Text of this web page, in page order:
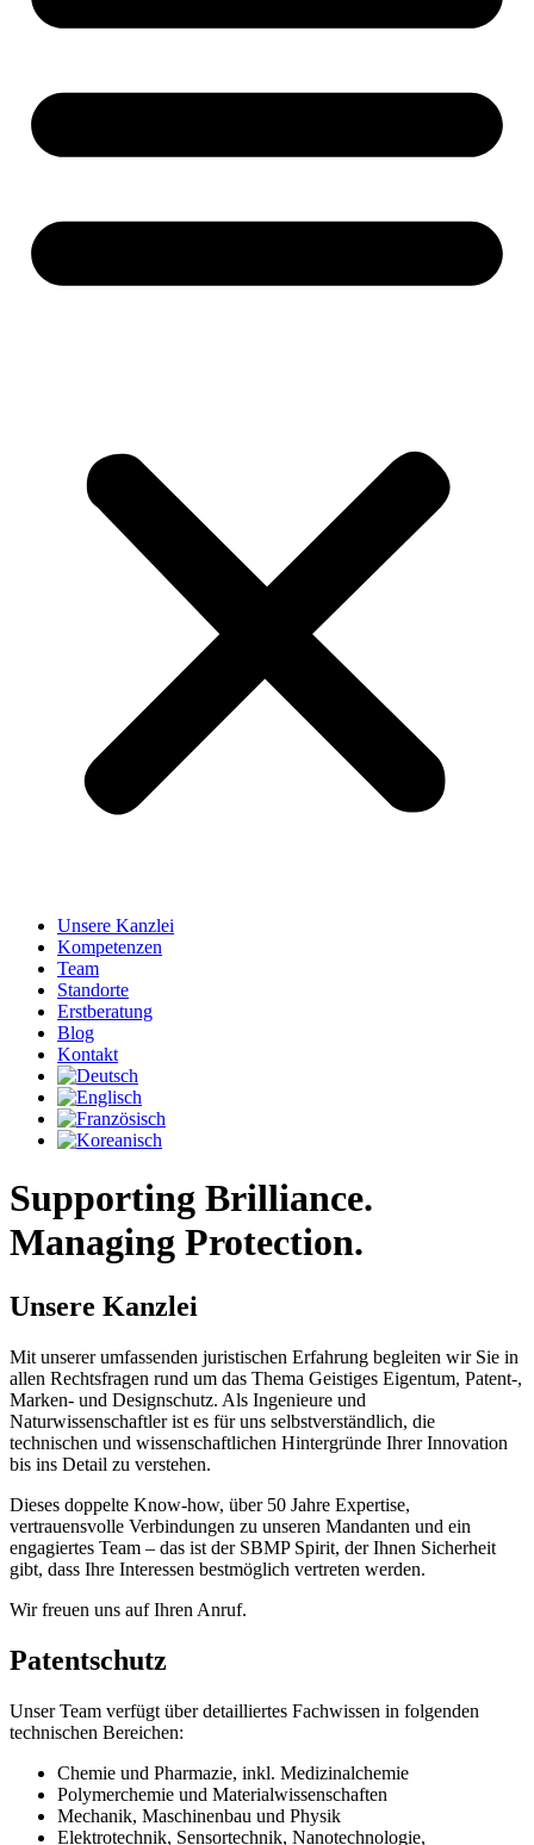
Unsere Kanzlei
Kompetenzen
Team
Standorte
Erstberatung
Blog
Kontakt
Supporting Brilliance.
Managing Protection.
Unsere Kanzlei
Mit unserer umfassenden juristischen Erfahrung begleiten wir Sie in
allen Rechtsfragen rund um das Thema Geistiges Eigentum, Patent-,
Marken- und Designschutz. Als Ingenieure und
Naturwissenschaftler ist es für uns selbstverständlich, die
technischen und wissenschaftlichen Hintergründe Ihrer Innovation
bis ins Detail zu verstehen.
Dieses doppelte Know-how, über 50 Jahre Expertise,
vertrauensvolle Verbindungen zu unseren Mandanten und ein
engagiertes Team – das ist der SBMP Spirit, der Ihnen Sicherheit
gibt, dass Ihre Interessen bestmöglich vertreten werden.
Wir freuen uns auf Ihren Anruf.
Patentschutz
Unser Team verfügt über detailliertes Fachwissen in folgenden
technischen Bereichen:
Chemie und Pharmazie, inkl. Medizinalchemie
Polymerchemie und Materialwissenschaften
Mechanik, Maschinenbau und Physik
Elektrotechnik, Sensortechnik, Nanotechnologie,